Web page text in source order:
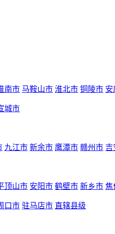
南市 马鞍山市 淮北市 铜陵市 安
城市
九江市 新余市 鹰潭市 赣州市 吉
顶山市 安阳市 鹤壁市 新乡市 焦
口市 驻马店市 直辖县级